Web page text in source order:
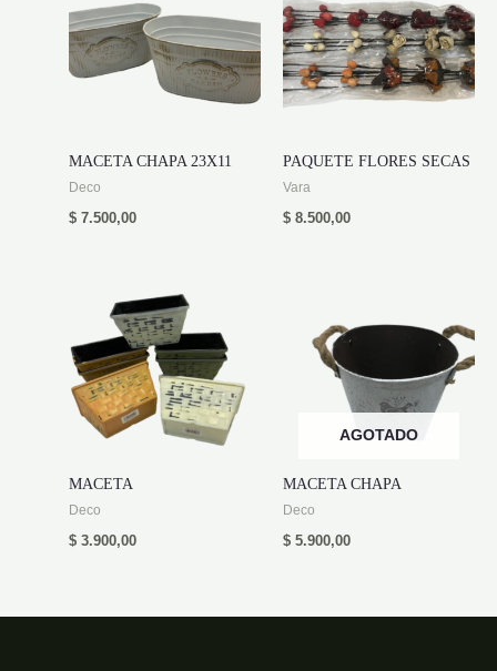
MACETA CHAPA 23X11
Deco
$ 7.500,00
PAQUETE FLORES SECAS
Vara
$ 8.500,00
MACETA
Deco
$ 3.900,00
AGOTADO
MACETA CHAPA
Deco
$ 5.900,00